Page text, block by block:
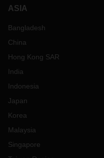
ASIA
Bangladesh
China
Hong Kong SAR
India
Indonesia
Japan
Korea
Malaysia
Singapore